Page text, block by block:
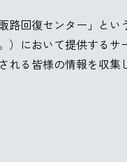
販路回復センター」と
において提供する
る皆様の情報を収